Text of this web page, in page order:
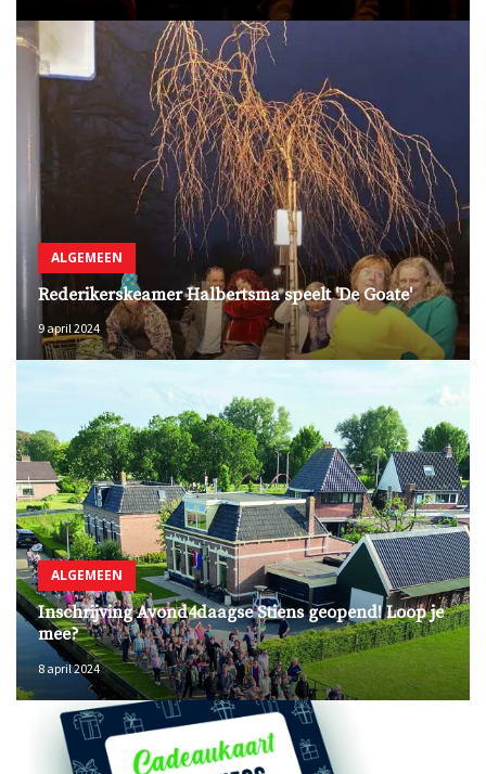
ALGEMEEN
Rederikerskeamer Halbertsma speelt 'De Goate'
9 april 2024
ALGEMEEN
Inschrijving Avond4daagse Stiens geopend! Loop je
mee?
8 april 2024